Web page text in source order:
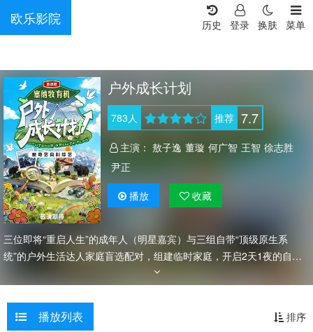
欧乐影院 菜单
换肤
登录
历史
户外成长计划
783人 推荐 7.7
主演： 敖子逸 董璇 何广智 王智 徐志胜
尹正
播放 收藏
三位即将“重启人生”的成年人（明星嘉宾）与三组自带“顶级原生系
统”的户外生活达人家庭盲选配对，组建临时家庭，开启2天1夜的自然
畅玩。通过“亲子适配的户外环境 (海岛/雪山/喀斯特/沙漠)+真实户外生
活方式体验”, 展现“本真明星”与“户外自然环境下成长的家庭”的奇妙碰
撞，产生巨大的反差萌和源源不断的喜剧综艺效果；通过对谈, 展现旷
野成长家庭在松弛育儿理念上的深度碰撞与自我突破｡
播放列表 排序